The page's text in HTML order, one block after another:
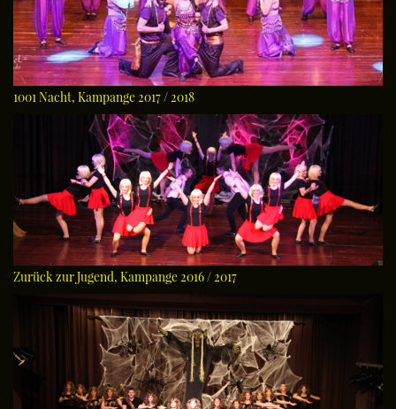
1001 Nacht, Kampange 2017 / 2018
Zurück zur Jugend, Kampange 2016 / 2017